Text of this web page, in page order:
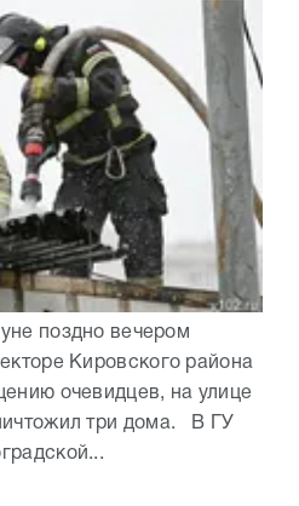
поздно вечером
Кировского района
очевидцев, на улице
три дома. В ГУ